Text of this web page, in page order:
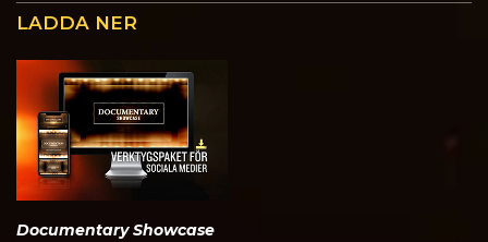
LADDA NER
Documentary Showcase